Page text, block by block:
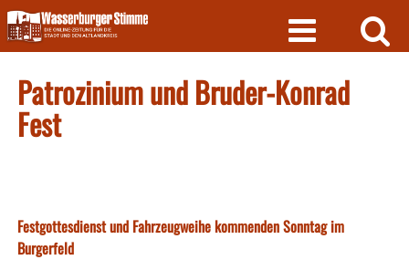
Skip
to
content
Patrozinium und Bruder-Konrad
Fest
Festgottesdienst und Fahrzeugweihe kommenden Sonntag im
Burgerfeld